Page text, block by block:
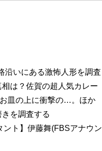
沿いにある激怖人形を調査
は？佐賀の超人気カレー
皿の上に衝撃の…。ほか
を調査する
ント】伊藤舞(FBSアナウン